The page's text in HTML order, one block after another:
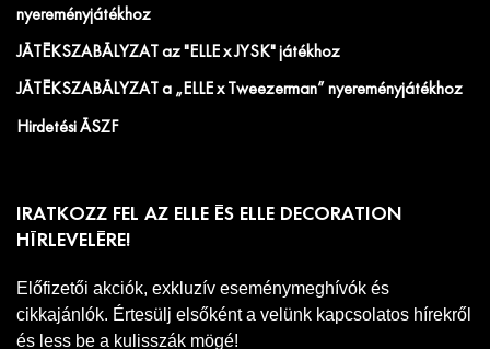
nyereményjátékhoz
JÁTÉKSZABÁLYZAT az "ELLE x JYSK" játékhoz
JÁTÉKSZABÁLYZAT a „ELLE x Tweezerman” nyereményjátékhoz
Hirdetési ÁSZF
IRATKOZZ FEL AZ ELLE ÉS ELLE DECORATION
HÍRLEVELÉRE!
Előfizetői akciók, exkluzív eseménymeghívók és
cikkajánlók. Értesülj elsőként a velünk kapcsolatos hírekről
és less be a kulisszák mögé!